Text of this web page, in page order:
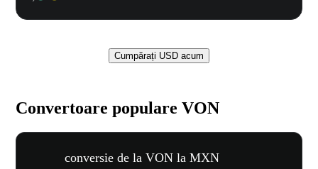
Cumpărați USD acum
Convertoare populare VON
conversie de la VON la MXN